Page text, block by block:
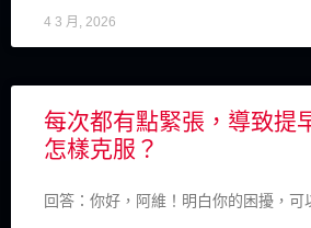
4 3 月, 2026
每次都有點緊張，導致提
怎樣克服？
回答：你好，阿維！明白你的困擾，可